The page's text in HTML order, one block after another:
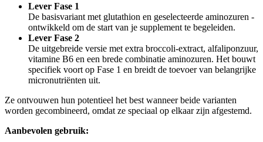
Lever Fase 1
De basisvariant met glutathion en geselecteerde aminozuren -
ontwikkeld om de start van je supplement te begeleiden.
Lever Fase 2
De uitgebreide versie met extra broccoli-extract, alfaliponzuur,
vitamine B6 en een brede combinatie aminozuren. Het bouwt
specifiek voort op Fase 1 en breidt de toevoer van belangrijke
micronutriënten uit.
Ze ontvouwen hun potentieel het best wanneer beide varianten
worden gecombineerd, omdat ze speciaal op elkaar zijn afgestemd.
Aanbevolen gebruik: